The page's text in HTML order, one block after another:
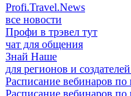
Profi.Travel.News
все новости
Профи в трэвел тут
чат для общения
Знай Наше
для регионов и
Расписание вебинаров
Расписание вебинаров